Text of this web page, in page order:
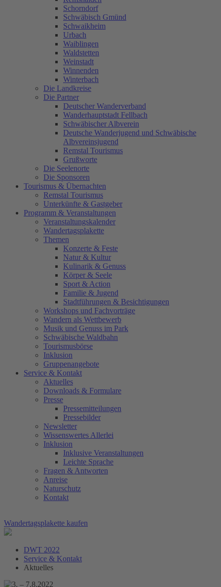
Schorndorf
Schwäbisch Gmünd
Schwaikheim
Urbach
Waiblingen
Waldstetten
Weinstadt
Winnenden
Winterbach
Die Landkreise
Die Partner
Deutscher Wanderverband
Wanderhauptstadt Fellbach
Schwäbischer Albverein
Deutsche Wanderjugend und Schwäbische
Albvereinsjugend
Remstal Tourismus
Grußworte
Die Seelenorte
Die Sponsoren
Tourismus & Übernachten
Remstal Tourismus
Unterkünfte & Gastgeber
Programm & Veranstaltungen
Veranstaltungskalender
Wandertagsplakette
Themen
Konzerte & Feste
Natur & Kultur
Kulinarik & Genuss
Körper & Seele
Sport & Action
Familie & Jugend
Stadtführungen & Besichtigungen
Workshops und Fachvorträge
Wandern als Wettbewerb
Musik und Genuss im Park
Schwäbische Waldbahn
Tourismusbörse
Inklusion
Gruppenangebote
Service & Kontakt
Aktuelles
Downloads & Formulare
Presse
Pressemitteilungen
Pressebilder
Newsletter
Wissenswertes Allerlei
Inklusion
Inklusive Veranstaltungen
Leichte Sprache
Fragen & Antworten
Anreise
Naturschutz
Kontakt
Wandertagsplakette kaufen
DWT 2022
Service & Kontakt
Aktuelles